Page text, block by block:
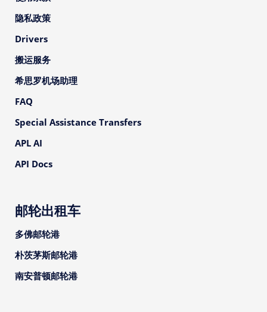
隐私政策
Drivers
搬运服务
希思罗机场助理
FAQ
Special Assistance Transfers
APL AI
API Docs
邮轮出租车
多佛邮轮港
朴茨茅斯邮轮港
南安普顿邮轮港